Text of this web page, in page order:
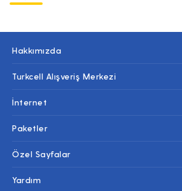
Hakkımızda
Turkcell Alışveriş Merkezi
İnternet
Paketler
Özel Sayfalar
Yardım